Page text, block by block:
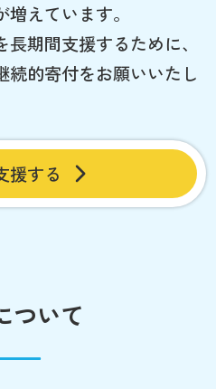
えています。
期間支援するために、
続的寄付をお願いいたし
援する
ついて